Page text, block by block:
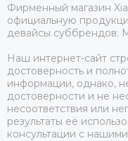
Фирменный магазин
официальную
девайсы суббрендов:
Наш интернет-сайт
достоверность и
информации, однако,
достоверности и не
несоответствия или
результаты её
консультации с